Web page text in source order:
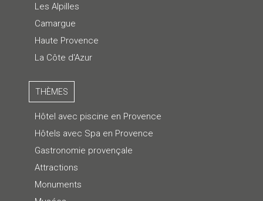
Les Alpilles
Camargue
Haute Provence
La Côte d'Azur
THÈMES
Hôtel avec piscine en Provence
Hôtels avec Spa en Provence
Gastronomie provençale
Attractions
Monuments